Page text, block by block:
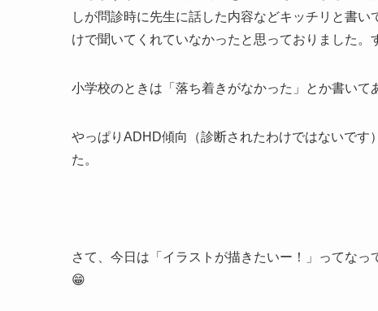
しが問診時に先生に話した内容などキッチリと書
けで聞いてくれていなかったと思っておりました。
小学校のときは「落ち着きがなかった」とか書いて
やっぱりADHD傾向（診断されたわけではないです
た。
さて、今日は「イラストが描きたいー！」ってな
😁